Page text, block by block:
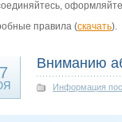
правила (скачать).
Вниманию
Информация